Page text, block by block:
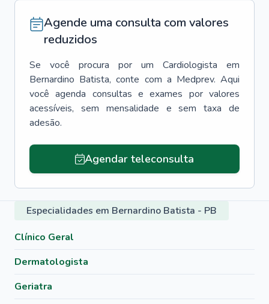
Agende uma consulta com valores
reduzidos
Se você procura por um Cardiologista
em
Bernardino Batista, conte com a Medprev. Aqui
você agenda consultas e exames por valores
acessíveis, sem mensalidade e sem taxa de
adesão.
Agendar teleconsulta
Especialidades em Bernardino Batista - PB
Clínico Geral
Dermatologista
Geriatra